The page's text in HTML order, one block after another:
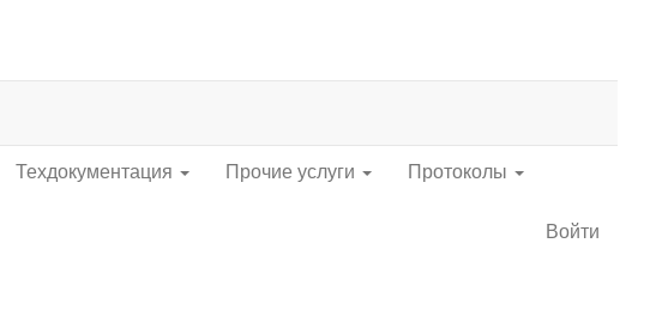
Техдокументация Прочие услуги Протоколы
Войти